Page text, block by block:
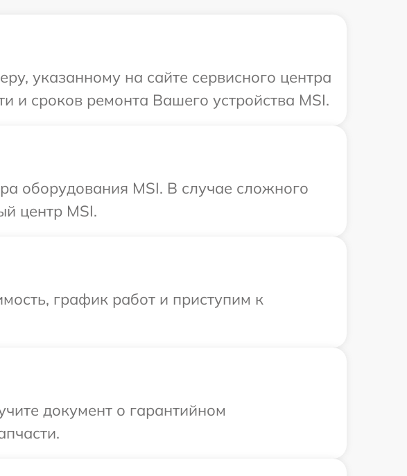
указанному на сайте сервисного центра
и сроков ремонта Вашего устройства MSI.
оборудования MSI. В случае сложного
центр MSI.
график работ и приступим к
документ о гарантийном